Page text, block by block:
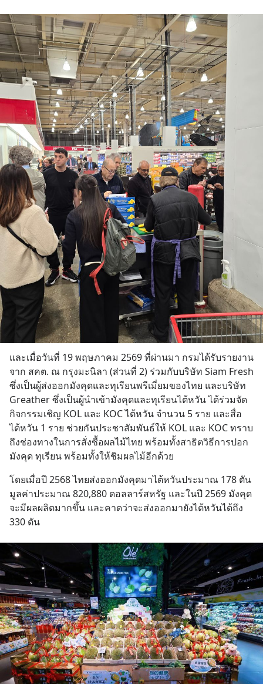
และเมื่อวันที่ 19 พฤษภาคม 2569 ที่ผ่านมา กรมได้รับรายงาน
จาก สคต. ณ กรุงมะนิลา (ส่วนที่ 2) ร่วมกับบริษัท Siam Fresh
ซึ่งเป็นผู้ส่งออกมังคุดและทุเรียนพรีเมี่ยมของไทย และบริษัท
Greather ซึ่งเป็นผู้นำเข้ามังคุดและทุเรียนไต้หวัน ได้ร่วมจัด
กิจกรรมเชิญ KOL และ KOC ไต้หวัน จำนวน 5 ราย และสื่อ
ไต้หวัน 1 ราย ช่วยกันประชาสัมพันธ์ให้ KOL และ KOC ทราบ
ถึงช่องทางในการสั่งซื้อผลไม้ไทย พร้อมทั้งสาธิตวิธีการปอก
มังคุด ทุเรียน พร้อมทั้งให้ชิมผลไม้อีกด้วย
โดยเมื่อปี 2568 ไทยส่งออกมังคุดมาไต้หวันประมาณ 178 ตัน
มูลค่าประมาณ 820,880 ดอลลาร์สหรัฐ และในปี 2569 มังคุด
จะมีผลผลิตมากขึ้น และคาดว่าจะส่งออกมายังไต้หวันได้ถึง
330 ตัน